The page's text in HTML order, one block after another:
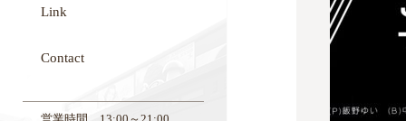
営業時間 13:00～21:00
Link
Contact